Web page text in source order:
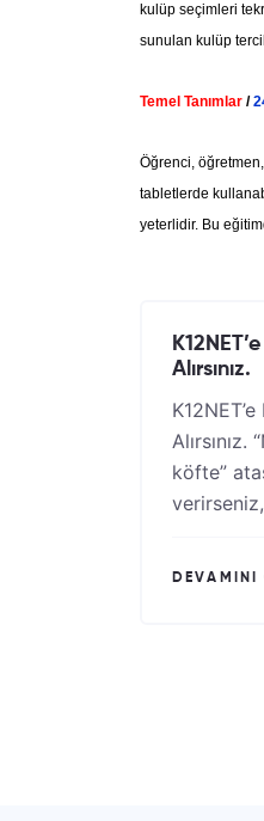
kulüp seçimleri
sunulan kulüp
Temel Tanımlar /
Öğrenci,
tabletlerde
yeterlidir. Bu
Alırsınız.
köfte”
DEVAMINI